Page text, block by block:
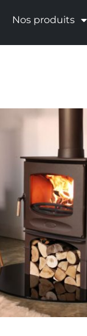
Nos produits